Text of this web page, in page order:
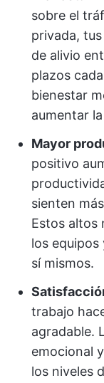
sobre el
privada,
de alivio
plazos
bienestar
aumentar
Mayor
positivo
sienten
Estos altos
los equipos
sí mismos.
trabajo
agradable.
emocional
los niveles